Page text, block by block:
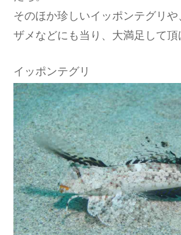
そのほか珍しいイッポンテグリ
ザメなどにも当り、大満足して頂
イッポンテグリ